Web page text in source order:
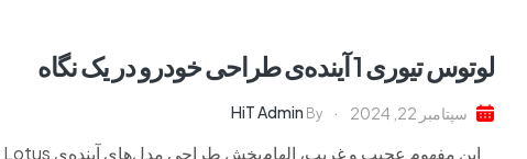
لوتوس تیوری 1 آینده‌ی طراحی خودرو در یک نگاه
سپتامبر 22, 2024 By
HiT Admin